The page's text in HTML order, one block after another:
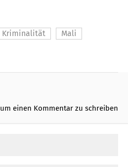
Kriminalität Mali
um einen Kommentar zu schreiben